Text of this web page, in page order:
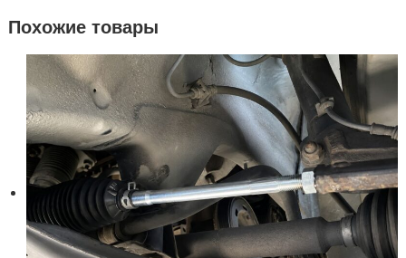
Похожие товары